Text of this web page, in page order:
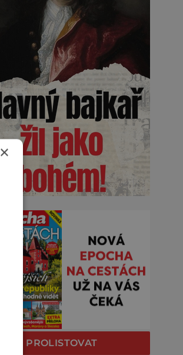
PROLISTOVAT
×